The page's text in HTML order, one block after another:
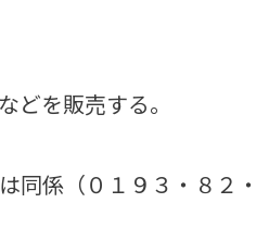
を販売する。
係（０１９３・８２・